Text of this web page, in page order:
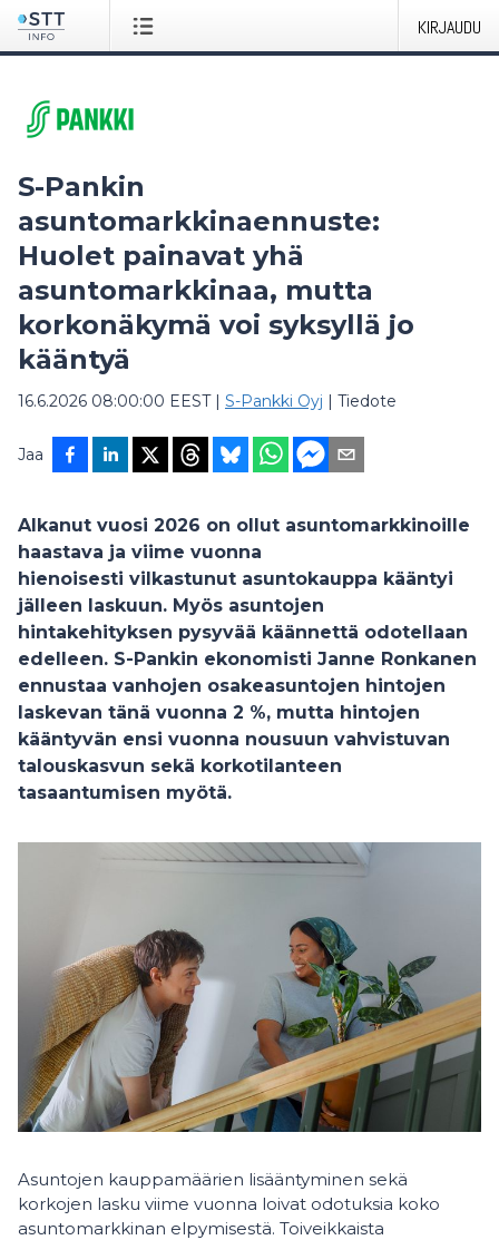
KIRJAUDU
S-Pankin
asuntomarkkinaennuste:
Huolet painavat yhä
asuntomarkkinaa, mutta
korkonäkymä voi syksyllä jo
kääntyä
16.6.2026 08:00:00 EEST| S-Pankki Oyj | Tiedote
Jaa
Alkanut vuosi 2026 on ollut asuntomarkkinoille
haastava ja viime vuonna
hienoisesti vilkastunut asuntokauppa kääntyi
jälleen laskuun. Myös asuntojen
hintakehityksen pysyvää käännettä odotellaan
edelleen. S-Pankin ekonomisti Janne Ronkanen
ennustaa vanhojen osakeasuntojen hintojen
laskevan tänä vuonna 2 %, mutta hintojen
kääntyvän ensi vuonna nousuun vahvistuvan
talouskasvun sekä korkotilanteen
tasaantumisen myötä.
Asuntojen kauppamäärien lisääntyminen sekä
korkojen lasku viime vuonna loivat odotuksia koko
asuntomarkkinan elpymisestä. Toiveikkaista